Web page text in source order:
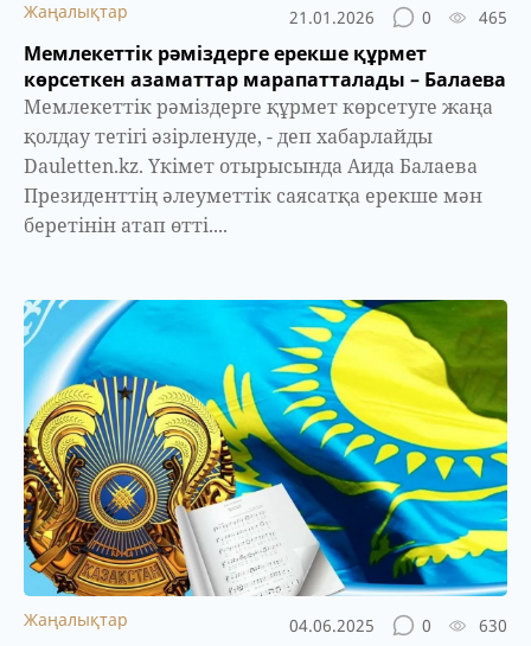
Жаңалықтар 21.01.2026 0 465
Мемлекеттік рәміздерге ерекше құрмет
көрсеткен азаматтар марапатталады – Балаева
Мемлекеттік рәміздерге құрмет көрсетуге жаңа
қолдау тетігі әзірленуде, - деп хабарлайды
Dauletten.kz. Үкімет отырысында Аида Балаева
Президенттің әлеуметтік саясатқа ерекше мән
беретінін атап өтті....
Жаңалықтар 04.06.2025 0 630